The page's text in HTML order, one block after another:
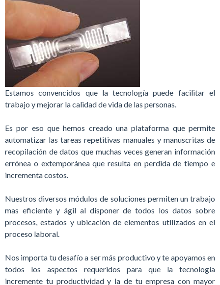
Estamos convencidos que la tecnología puede facilitar el
trabajo y mejorar la calidad de vida de las personas.
Es por eso que hemos creado una plataforma que permite
automatizar las tareas repetitivas manuales y manuscritas de
recopilación de datos que muchas veces generan información
errónea o extemporánea que resulta en perdida de tiempo e
incrementa costos.
Nuestros diversos módulos de soluciones permiten un trabajo
mas eficiente y ágil al disponer de todos los datos sobre
procesos, estados y ubicación de elementos utilizados en el
proceso laboral.
Nos importa tu desafío a ser más productivo y te apoyamos en
todos los aspectos requeridos para que la tecnología
incremente tu productividad y la de tu empresa con mayor